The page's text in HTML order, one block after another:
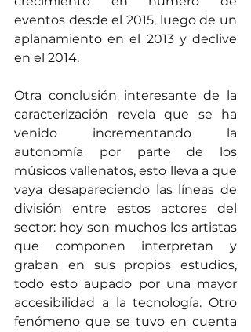
eventos desde el 2015, luego de un
aplanamiento en el 2013 y declive
en el 2014.
Otra conclusión interesante de la
caracterización revela que se ha
venido incrementando la
autonomía por parte de los
músicos vallenatos, esto lleva a que
vaya desapareciendo las líneas de
división entre estos actores del
sector: hoy son muchos los artistas
que componen interpretan y
graban en sus propios estudios,
todo esto aupado por una mayor
accesibilidad a la tecnología. Otro
fenómeno que se tuvo en cuenta